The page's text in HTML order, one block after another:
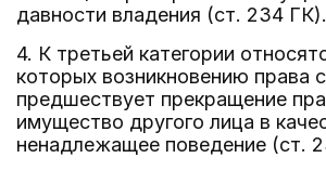
давности владения (ст. 234 ГК).
4. К третьей категории
которых возникновению права
предшествует прекращение
имущество другого лица в
ненадлежащее поведение (ст.